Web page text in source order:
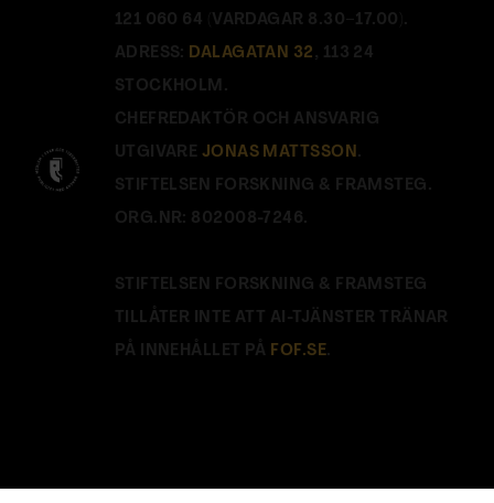
121 060 64 (VARDAGAR 8.30–17.00).
ADRESS: DALAGATAN 32 , 113 24
STOCKHOLM.
CHEFREDAKTÖR OCH ANSVARIG
UTGIVARE JONAS MATTSSON.
STIFTELSEN FORSKNING & FRAMSTEG.
ORG.NR: 802008-7246.
STIFTELSEN FORSKNING & FRAMSTEG
TILLÅTER INTE ATT AI-TJÄNSTER TRÄNAR
PÅ INNEHÅLLET PÅ FOF.SE.